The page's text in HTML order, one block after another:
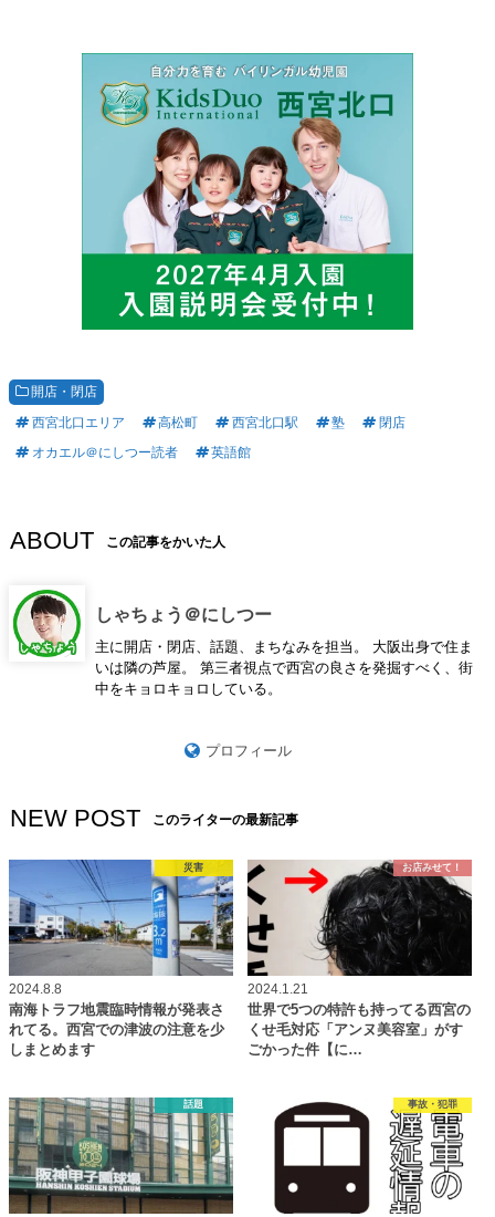
開店・閉店
西宮北口エリア
高松町 西宮北口駅 塾
閉店
オカエル＠にしつー読者
英語館
ABOUT この記事をかいた人
しゃちょう＠にしつー
主に開店・閉店、話題、まちなみを担当。 大阪出身で住ま
いは隣の芦屋。 第三者視点で西宮の良さを発掘すべく、街
中をキョロキョロしている。
プロフィール
NEW POST このライターの最新記事
災害
2024.8.8
南海トラフ地震臨時情報が発表さ
れてる。西宮での津波の注意を少
しまとめます
お店みせて！
2024.1.21
世界で5つの特許も持ってる西宮の
くせ毛対応「アンヌ美容室」がす
ごかった件【に…
話題 事故・犯罪